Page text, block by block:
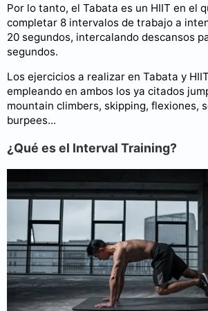
Por lo tanto, el Tabata es un HIIT en el
completar 8 intervalos de trabajo a
20 segundos, intercalando descansos
segundos.
Los ejercicios a realizar en Tabata y
empleando en ambos los ya citados
mountain climbers, skipping, flexiones,
burpees...
¿Qué es el Interval Training?